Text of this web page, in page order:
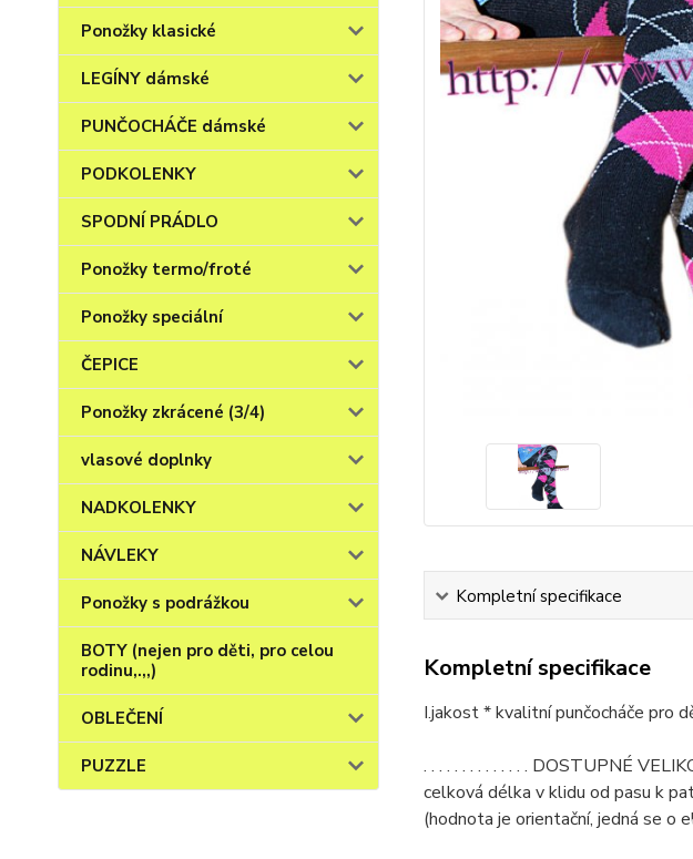
Ponožky klasické
LEGÍNY dámské
PUNČOCHÁČE dámské
PODKOLENKY
SPODNÍ PRÁDLO
Ponožky termo/froté
Ponožky speciální
ČEPICE
Ponožky zkrácené (3/4)
vlasové doplnky
NADKOLENKY
NÁVLEKY
Ponožky s podrážkou
BOTY (nejen pro děti, pro celou
rodinu,.,,)
OBLEČENÍ
PUZZLE
Kompletní specifikace
Kompletní specifikace
I.jakost * kvalitní punčocháče pro
. . . . . . . . . . . . . . DOSTUPNÉ
celková délka v klidu od pasu k
(hodnota je orientační, jedná se o